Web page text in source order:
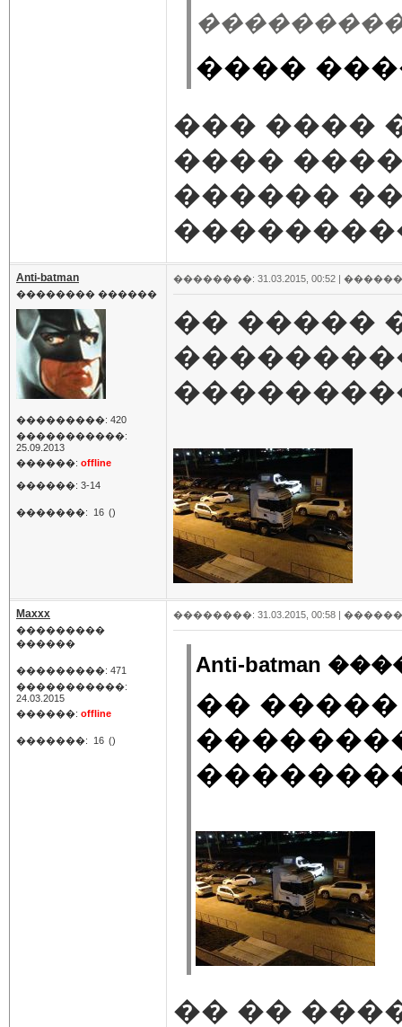
���������
����
��� ����
����
������
Anti-batman
�������� ������
���������: 420
�����������:
25.09.2013
������: offline
������: 3-14
�������: 16 ()
��������: 31.03.2015, 00:52 |
�� �����
Maxxx
���������
������
���������: 471
�����������:
24.03.2015
������: offline
�������: 16 ()
��������: 31.03.2015, 00:58 |
Anti-batman
��
�� ��